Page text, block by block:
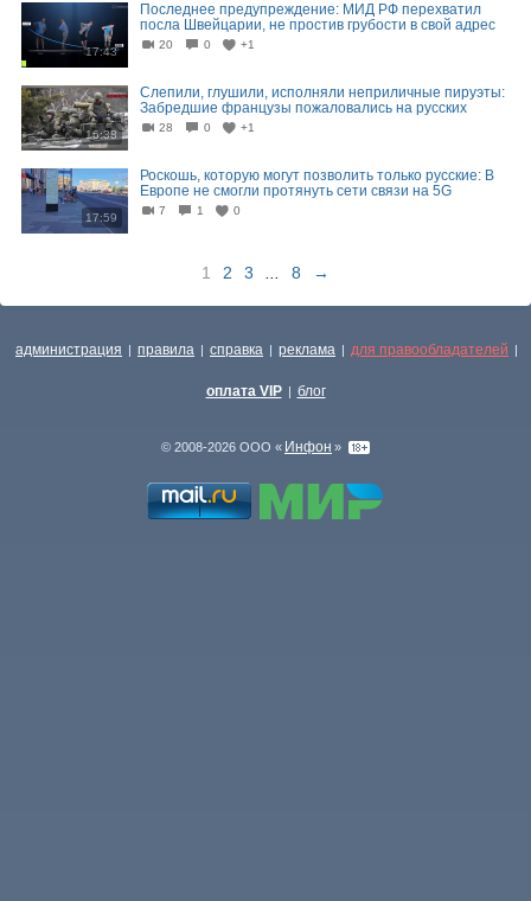
17:43
Последнее предупреждение: МИД РФ перехватил
посла Швейцарии, не простив грубости в свой адрес
20 0 +1
16:38
Слепили, глушили, исполняли неприличные пируэты:
Забредшие французы пожаловались на русских
28 0 +1
17:59
Роскошь, которую могут позволить только русские: В
Европе не смогли протянуть сети связи на 5G
7 1 0
1 2 3 8 →
администрация | правила | справка | реклама | для правообладателей |
оплата VIP | блог
© 2008-2026 ООО « Инфон »